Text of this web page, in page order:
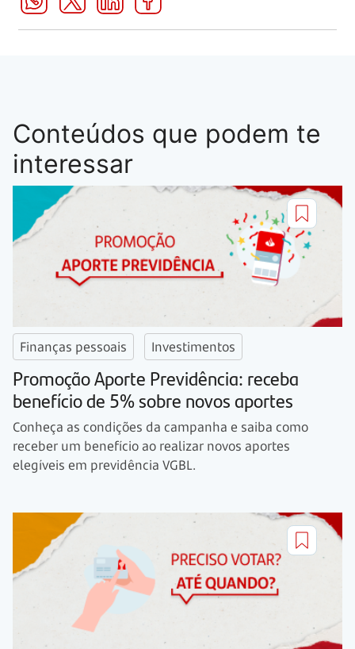
Conteúdos que podem te
interessar
Finanças pessoais Investimentos
Promoção Aporte Previdência: receba
benefício de 5% sobre novos aportes
Conheça as condições da campanha e saiba como
receber um benefício ao realizar novos aportes
elegíveis em previdência VGBL.